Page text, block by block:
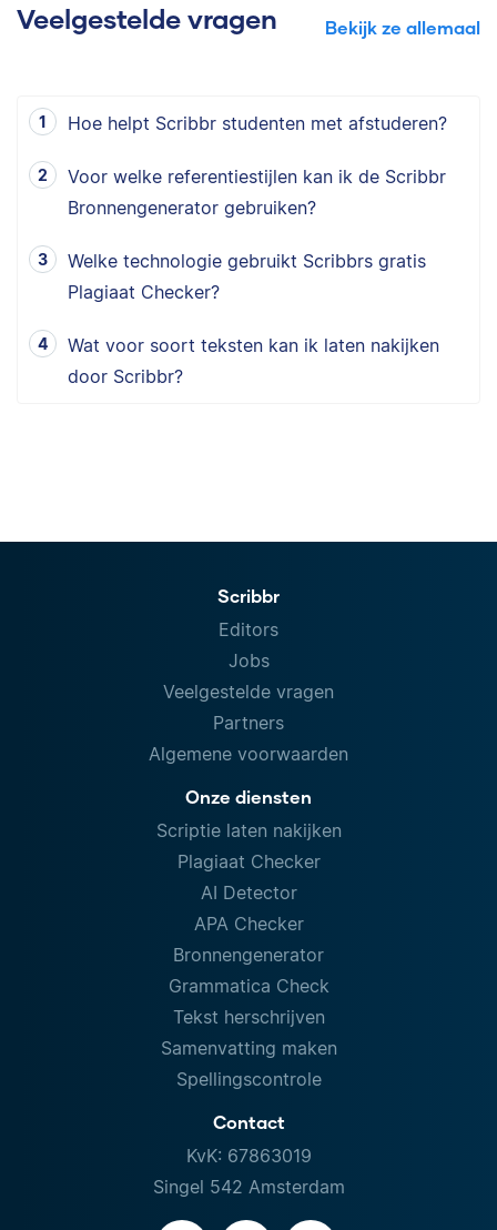
Veelgestelde vragen Bekijk ze allemaal
Hoe helpt Scribbr studenten met afstuderen?
Voor welke referentiestijlen kan ik de Scribbr
Bronnengenerator gebruiken?
Welke technologie gebruikt Scribbrs gratis
Plagiaat Checker?
Wat voor soort teksten kan ik laten nakijken
door Scribbr?
Scribbr
Editors
Jobs
Veelgestelde vragen
Partners
Algemene voorwaarden
Onze diensten
Scriptie laten nakijken
Plagiaat Checker
AI Detector
APA Checker
Bronnengenerator
Grammatica Check
Tekst herschrijven
Samenvatting maken
Spellingscontrole
Contact
KvK: 67863019
Singel 542 Amsterdam